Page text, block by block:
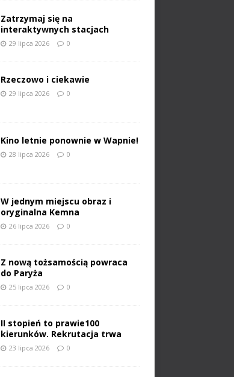
Zatrzymaj się na
interaktywnych stacjach
29 lipca 2026 0
Rzeczowo i ciekawie
29 lipca 2026 0
Kino letnie ponownie w Wapnie!
28 lipca 2026 0
W jednym miejscu obraz i
oryginalna Kemna
26 lipca 2026 0
Z nową tożsamością powraca
do Paryża
25 lipca 2026 0
II stopień to prawie100
kierunków. Rekrutacja trwa
23 lipca 2026 0